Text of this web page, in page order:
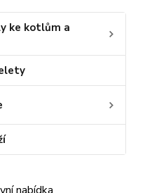
ke kotlům a